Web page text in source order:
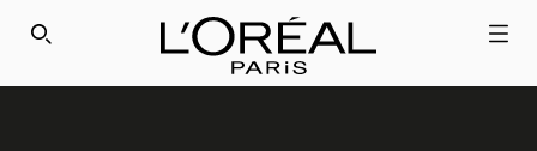
SEARCH THIS SITE